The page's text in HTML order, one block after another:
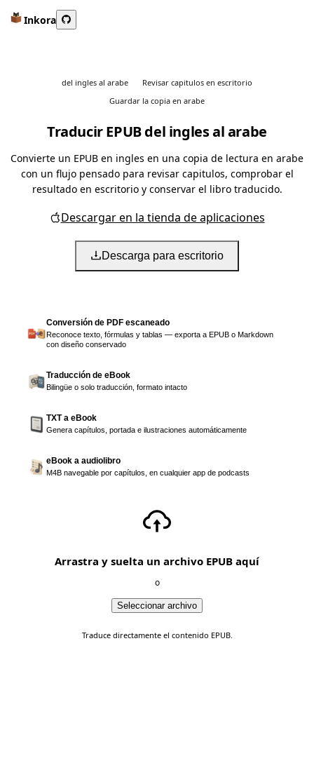
Inkora
del ingles al arabe
Revisar capitulos en escritorio
Guardar la copia en arabe
Traducir EPUB del ingles al arabe
Convierte un EPUB en ingles en una copia de lectura en arabe
con un flujo pensado para revisar capitulos, comprobar el
resultado en escritorio y conservar el libro traducido.
Descargar en la tienda de aplicaciones
Descarga para escritorio
Conversión de PDF escaneado
Reconoce texto, fórmulas y tablas — exporta a EPUB o Markdown
con diseño conservado
Traducción de eBook
Bilingüe o solo traducción, formato intacto
TXT a eBook
Genera capítulos, portada e ilustraciones automáticamente
eBook a audiolibro
M4B navegable por capítulos, en cualquier app de podcasts
Arrastra y suelta un archivo EPUB aquí
o
Seleccionar archivo
Traduce directamente el contenido EPUB.